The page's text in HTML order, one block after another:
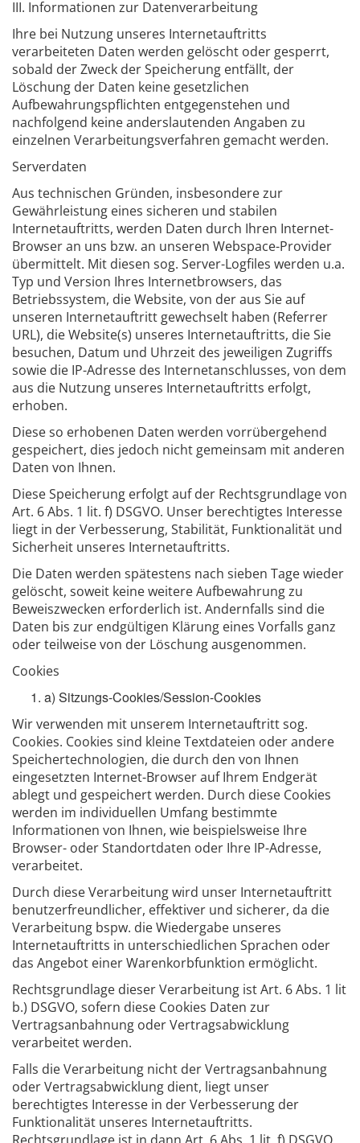
III. Informationen zur Datenverarbeitung
Ihre bei Nutzung unseres Internetauftritts
verarbeiteten Daten werden gelöscht oder gesperrt,
sobald der Zweck der Speicherung entfällt, der
Löschung der Daten keine gesetzlichen
Aufbewahrungspflichten entgegenstehen und
nachfolgend keine anderslautenden Angaben zu
einzelnen Verarbeitungsverfahren gemacht werden.
Serverdaten
Aus technischen Gründen, insbesondere zur
Gewährleistung eines sicheren und stabilen
Internetauftritts, werden Daten durch Ihren Internet-
Browser an uns bzw. an unseren Webspace-Provider
übermittelt. Mit diesen sog. Server-Logfiles werden u.a.
Typ und Version Ihres Internetbrowsers, das
Betriebssystem, die Website, von der aus Sie auf
unseren Internetauftritt gewechselt haben (Referrer
URL), die Website(s) unseres Internetauftritts, die Sie
besuchen, Datum und Uhrzeit des jeweiligen Zugriffs
sowie die IP-Adresse des Internetanschlusses, von dem
aus die Nutzung unseres Internetauftritts erfolgt,
erhoben.
Diese so erhobenen Daten werden vorrübergehend
gespeichert, dies jedoch nicht gemeinsam mit anderen
Daten von Ihnen.
Diese Speicherung erfolgt auf der Rechtsgrundlage von
Art. 6 Abs. 1 lit. f) DSGVO. Unser berechtigtes Interesse
liegt in der Verbesserung, Stabilität, Funktionalität und
Sicherheit unseres Internetauftritts.
Die Daten werden spätestens nach sieben Tage wieder
gelöscht, soweit keine weitere Aufbewahrung zu
Beweiszwecken erforderlich ist. Andernfalls sind die
Daten bis zur endgültigen Klärung eines Vorfalls ganz
oder teilweise von der Löschung ausgenommen.
Cookies
a) Sitzungs-Cookies/Session-Cookies
Wir verwenden mit unserem Internetauftritt sog.
Cookies. Cookies sind kleine Textdateien oder andere
Speichertechnologien, die durch den von Ihnen
eingesetzten Internet-Browser auf Ihrem Endgerät
ablegt und gespeichert werden. Durch diese Cookies
werden im individuellen Umfang bestimmte
Informationen von Ihnen, wie beispielsweise Ihre
Browser- oder Standortdaten oder Ihre IP-Adresse,
verarbeitet.
Durch diese Verarbeitung wird unser Internetauftritt
benutzerfreundlicher, effektiver und sicherer, da die
Verarbeitung bspw. die Wiedergabe unseres
Internetauftritts in unterschiedlichen Sprachen oder
das Angebot einer Warenkorbfunktion ermöglicht.
Rechtsgrundlage dieser Verarbeitung ist Art. 6 Abs. 1 lit
b.) DSGVO, sofern diese Cookies Daten zur
Vertragsanbahnung oder Vertragsabwicklung
verarbeitet werden.
Falls die Verarbeitung nicht der Vertragsanbahnung
oder Vertragsabwicklung dient, liegt unser
berechtigtes Interesse in der Verbesserung der
Funktionalität unseres Internetauftritts.